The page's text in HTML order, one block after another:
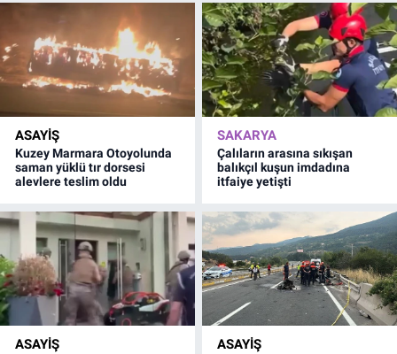
ASAYİŞ
Kuzey Marmara Otoyolunda
saman yüklü tır dorsesi
alevlere teslim oldu
SAKARYA
Çalıların arasına sıkışan
balıkçıl kuşun imdadına
itfaiye yetişti
ASAYİŞ ASAYİŞ